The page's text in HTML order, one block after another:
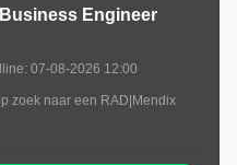
Engineer
07-08-2026 12:00
zoek naar een RAD|Mendix